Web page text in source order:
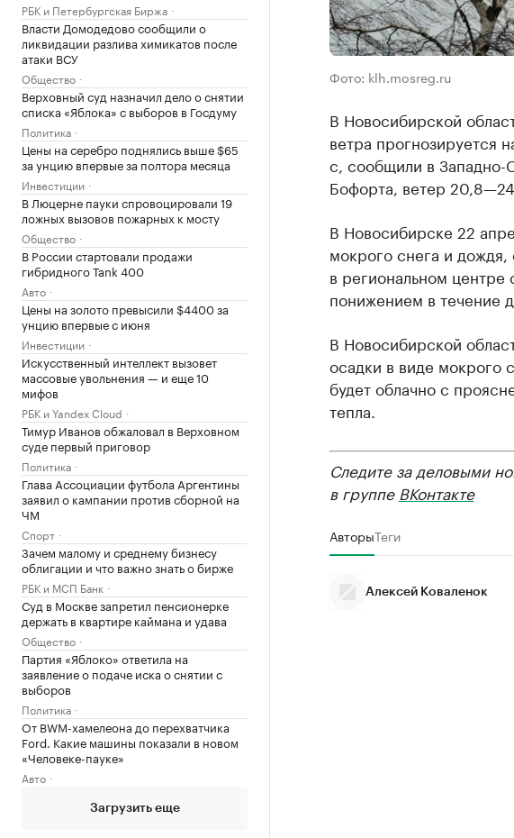
РБК и Петербургская Биржа
Власти Домодедово сообщили о
ликвидации разлива химикатов после
атаки ВСУ
Общество
Верховный суд назначил дело о снятии
списка «Яблока» с выборов в Госдуму
Политика
Цены на серебро поднялись выше $65
за унцию впервые за полтора месяца
Инвестиции
В Люцерне пауки спровоцировали 19
ложных вызовов пожарных к мосту
Общество
В России стартовали продажи
гибридного Tank 400
Авто
Цены на золото превысили $4400 за
унцию впервые с июня
Инвестиции
Искусственный интеллект вызовет
массовые увольнения — и еще 10
мифов
РБК и Yandex Cloud
Тимур Иванов обжаловал в Верховном
суде первый приговор
Политика
Глава Ассоциации футбола Аргентины
заявил о кампании против сборной на
ЧМ
Спорт
Зачем малому и среднему бизнесу
облигации и что важно знать о бирже
РБК и МСП Банк
Суд в Москве запретил пенсионерке
держать в квартире каймана и удава
Общество
Партия «Яблоко» ответила на
заявление о подаче иска о снятии с
выборов
Политика
От BWM-хамелеона до перехватчика
Ford. Какие машины показали в новом
«Человеке-пауке»
Авто
Загрузить еще
Фото: klh.mosreg.ru
В Новосибирской
ветра
с, сообщили в
Бофорта, ветер
В Новосибирске 22
мокрого снега и
в региональном
понижением в течение
В Новосибирской
осадки в виде мокрого
будет облачно с
тепла.
Следите за деловыми
в группе ВКонтакте
АвторыТеги
Алексей Коваленок